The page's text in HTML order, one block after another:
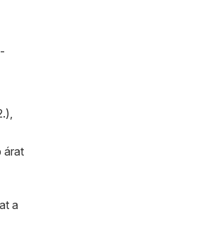
,
árat
a